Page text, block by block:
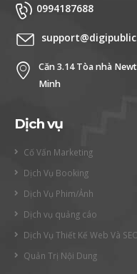
0994187688
Căn 3.14 Tòa nhà
Minh
Dịch vụ
Cố Vấn Marketing
Dịch Vụ Booking
Dịch Vụ Phim/Ảnh
Dịch vụ quảng cáo
Dịch Vụ Thiết Kế Web Và
Quản Trị Nội Dung